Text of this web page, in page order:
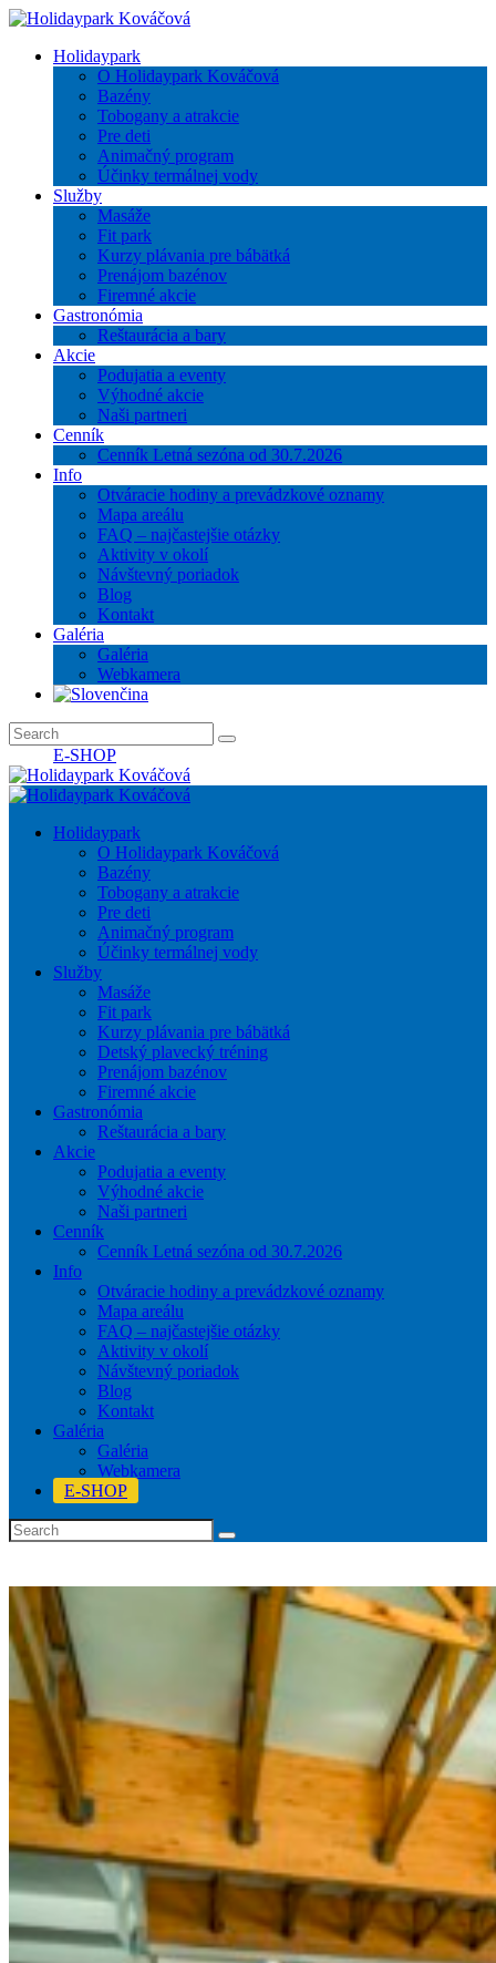
Holidaypark
O Holidaypark Kováčová
Bazény
Tobogany a atrakcie
Pre deti
Animačný program
Účinky termálnej vody
Služby
Masáže
Fit park
Kurzy plávania pre bábätká
Prenájom bazénov
Firemné akcie
Gastronómia
Reštaurácia a bary
Akcie
Podujatia a eventy
Výhodné akcie
Naši partneri
Cenník
Cenník Letná sezóna od 30.7.2026
Info
Otváracie hodiny a prevádzkové oznamy
Mapa areálu
FAQ – najčastejšie otázky
Aktivity v okolí
Návštevný poriadok
Blog
Kontakt
Galéria
Galéria
Webkamera
E-SHOP
Holidaypark
O Holidaypark Kováčová
Bazény
Tobogany a atrakcie
Pre deti
Animačný program
Účinky termálnej vody
Služby
Masáže
Fit park
Kurzy plávania pre bábätká
Detský plavecký tréning
Prenájom bazénov
Firemné akcie
Gastronómia
Reštaurácia a bary
Akcie
Podujatia a eventy
Výhodné akcie
Naši partneri
Cenník
Cenník Letná sezóna od 30.7.2026
Info
Otváracie hodiny a prevádzkové oznamy
Mapa areálu
FAQ – najčastejšie otázky
Aktivity v okolí
Návštevný poriadok
Blog
Kontakt
Galéria
Galéria
Webkamera
E-SHOP